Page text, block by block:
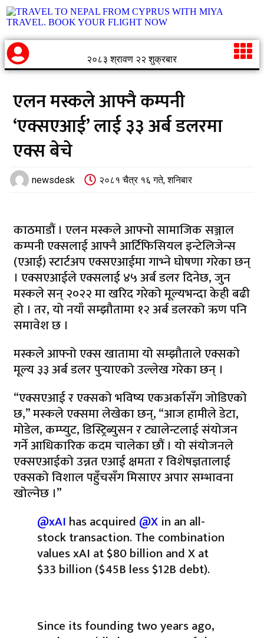
२०८३ श्रावण २२ शुक्रबार
एलन मस्कले आफ्नै कम्पनी
‘एक्सएआई’ लाई ३३ अर्ब डलरमा
एक्स बेचे
newsdesk २०८१ चैत्र १६ गते, शनिबार
काठमाडौं । एलन मस्कले आफ्नो सामाजिक सञ्जाल
कम्पनी एक्सलाई आफ्नै आर्टिफिसियल इन्टेलिजेन्स
(एआई) स्टार्टअप एक्सएआईमा गाभ्ने घोषणा गरेका छन्
। एक्सएआईले एक्सलाई ४५ अर्ब डलर दिनेछ, जुन
मस्कले सन् २०२२ मा खरिद गरेको मूल्यभन्दा केही बढी
हो । तर, यो नयाँ सम्झौतामा १२ अर्ब डलरको ऋण पनि
समावेश छ ।
मस्कले आफ्नो एक्स खातामा यो सम्झौताले एक्सको
मूल्य ३३ अर्ब डलर पुर्‍याएको उल्लेख गरेका छन् ।
“एक्सएआई र एक्सको भविष्य एकअर्कासँग जोडिएको
छ,” मस्कले एक्समा लेखेका छन्, “आज हामीले डेटा,
मोडेल, कम्प्युट, डिस्ट्रिब्युसन र ट्यालेन्टलाई संयोजन
गर्ने आधिकारिक कदम चालेका छौं । यो संयोजनले
एक्सएआईको उन्नत एआई क्षमता र विशेषज्ञतालाई
एक्सको विशाल पहुँचसँग मिसाएर अपार सम्भावना
खोल्नेछ ।”
@xAI has acquired @X in an all-
stock transaction. The combination
values xAI at $80 billion and X at
$33 billion ($45B less $12B debt).
Since its founding two years ago,